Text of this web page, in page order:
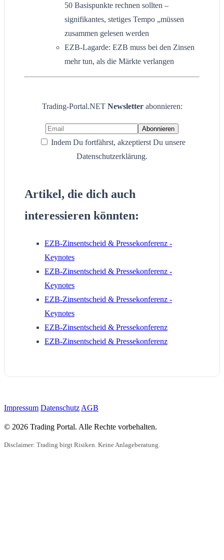
50 Basispunkte rechnen sollten –
signifikantes, stetiges Tempo „müssen
zusammen gelesen werden
EZB-Lagarde: EZB muss bei den Zinsen
mehr tun, als die Märkte verlangen
Trading-Portal.NET Newsletter abonnieren:
Indem Du fortfährst, akzeptierst Du unsere
Datenschutzerklärung.
Artikel, die dich auch
interessieren könnten:
EZB-Zinsentscheid & Pressekonferenz -
Keynotes
EZB-Zinsentscheid & Pressekonferenz -
Keynotes
EZB-Zinsentscheid & Pressekonferenz -
Keynotes
EZB-Zinsentscheid & Pressekonferenz
EZB-Zinsentscheid & Pressekonferenz
Impressum Datenschutz AGB
© 2026 Trading Portal. Alle Rechte vorbehalten.
Disclaimer: Trading birgt Risiken. Keine Anlageberatung.